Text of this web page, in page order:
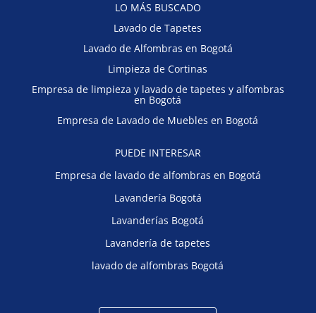
LO MÁS BUSCADO
Lavado de Tapetes
Lavado de Alfombras en Bogotá
Limpieza de Cortinas
Empresa de limpieza y lavado de tapetes y alfombras
en Bogotá
Empresa de Lavado de Muebles en Bogotá
PUEDE INTERESAR
Empresa de lavado de alfombras en Bogotá
Lavandería Bogotá
Lavanderías Bogotá
Lavandería de tapetes
lavado de alfombras Bogotá